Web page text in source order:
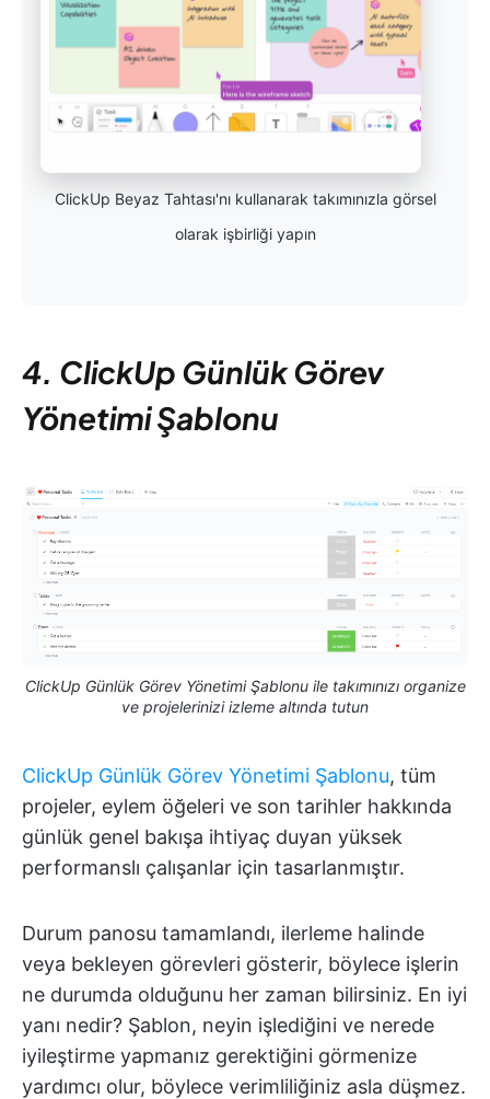
ClickUp Beyaz Tahtası'nı kullanarak takımınızla görsel
olarak işbirliği yapın
4. ClickUp Günlük Görev
Yönetimi Şablonu
ClickUp Günlük Görev Yönetimi Şablonu ile takımınızı organize
ve projelerinizi izleme altında tutun
ClickUp Günlük Görev Yönetimi Şablonu, tüm
projeler, eylem öğeleri ve son tarihler hakkında
günlük genel bakışa ihtiyaç duyan yüksek
performanslı çalışanlar için tasarlanmıştır.
Durum panosu tamamlandı, ilerleme halinde
veya bekleyen görevleri gösterir, böylece işlerin
ne durumda olduğunu her zaman bilirsiniz. En iyi
yanı nedir? Şablon, neyin işlediğini ve nerede
iyileştirme yapmanız gerektiğini görmenize
yardımcı olur, böylece verimliliğiniz asla düşmez.